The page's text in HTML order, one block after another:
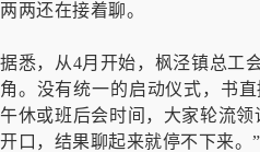
两两还在接着聊。
据悉，从4月开始，枫泾镇总工
角。没有统一的启动仪式，书
午休或班后会时间，大家轮流
开口，结果聊起来就停不下来。”